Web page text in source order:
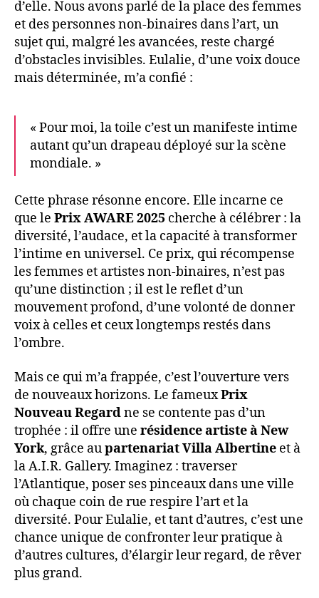
d’elle. Nous avons parlé de la place des femmes
et des personnes non-binaires dans l’art, un
sujet qui, malgré les avancées, reste chargé
d’obstacles invisibles. Eulalie, d’une voix douce
mais déterminée, m’a confié :
« Pour moi, la toile c’est un manifeste intime
autant qu’un drapeau déployé sur la scène
mondiale. »
Cette phrase résonne encore. Elle incarne ce
que le Prix AWARE 2025 cherche à célébrer : la
diversité, l’audace, et la capacité à transformer
l’intime en universel. Ce prix, qui récompense
les femmes et artistes non-binaires, n’est pas
qu’une distinction ; il est le reflet d’un
mouvement profond, d’une volonté de donner
voix à celles et ceux longtemps restés dans
l’ombre.
Mais ce qui m’a frappée, c’est l’ouverture vers
de nouveaux horizons. Le fameuxPrix
Nouveau Regardne se contente pas d’un
trophée : il offre une résidence artiste à New
York, grâce aupartenariat Villa Albertine et à
la A.I.R. Gallery. Imaginez : traverser
l’Atlantique, poser ses pinceaux dans une ville
où chaque coin de rue respire l’art et la
diversité. Pour Eulalie, et tant d’autres, c’est une
chance unique de confronter leur pratique à
d’autres cultures, d’élargir leur regard, de rêver
plus grand.